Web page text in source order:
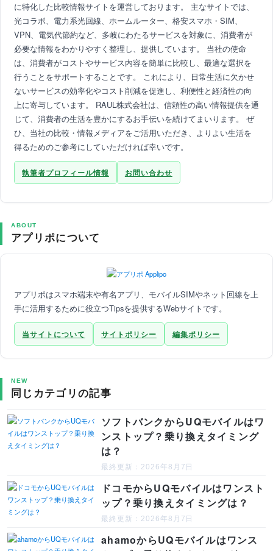
に特化した比較情報サイトを運営しております。 主なサイトでは、
光コラボ、電力系光回線、ホームルーター、格安スマホ・SIM、
VPN、電気代節約など、多岐にわたるサービスを対象に、消費者が
必要な情報をわかりやすく整理し、提供しています。 当社の使命
は、消費者がコストやサービス内容を簡単に比較し、最適な選択を
行うことをサポートすることです。 これにより、日常生活に欠かせ
ないサービスの効率化やコスト削減を促進し、利便性と経済性の向
上に寄与しています。 RAUL株式会社は、信頼性の高い情報提供を通
じて、消費者の生活を豊かにするお手伝いを続けてまいります。 ぜ
ひ、当社の比較・情報メディアをご活用いただき、よりよい生活を
得るためのご参考にしていただければ幸いです。
執筆者プロフィール情報 お問い合わせ
ABOUT
アプリポについて
アプリポはスマホ端末や有名アプリ、モバイルSIMやネット回線を上
手に活用するために役立つTipsを提供するWebサイトです。
当サイトについて サイトポリシー 編集ポリシー
NEW
同じカテゴリの記事
ソフトバンクからUQモバイルはワ
ンストップ？乗り換えタイミング
は？
最終更新：2026年8月7日
ドコモからUQモバイルはワンスト
ップ？乗り換えタイミングは？
最終更新：2026年8月7日
ahamoからUQモバイルはワンス